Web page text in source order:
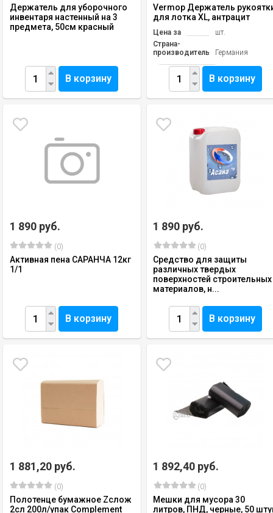
Держатель для уборочного
инвентаря настенный на 3
предмета, 50см красный
В корзину
Vermop Держатель
для лотка XL, антрацит
Цена за
шт.
Страна-
производитель
Германия
В корзину
1 890 руб.
(0)
Активная пена САРАНЧА 12кг
1/1
В корзину
1 890 руб.
(0)
Средство для защиты
различных твердых
поверхностей строительных
материалов, н...
В корзину
1 881,20 руб.
(0)
Полотенце бумажное Zслож
2сл 200л/упак Complement
1 892,40 руб.
(0)
Мешки для мусора 30
литров, ПНД, черные, 50